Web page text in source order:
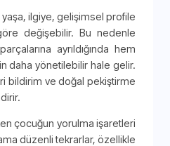
yaşa, ilgiye, gelişimsel profile
değişebilir. Bu nedenle
ayrıldığında hem
daha yönetilebilir hale gelir.
bildirim ve doğal pekiştirme
çocuğun yorulma işaretleri
ama düzenli tekrarlar, özellikle